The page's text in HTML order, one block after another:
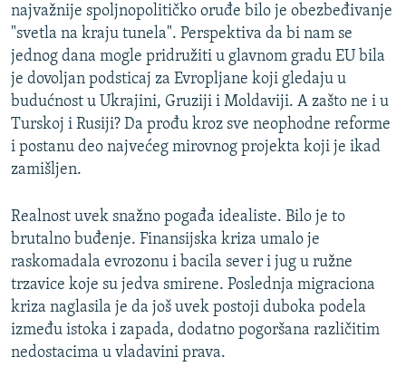
najvažnije spoljnopolitičko oruđe bilo je obezbeđivanje
"svetla na kraju tunela". Perspektiva da bi nam se
jednog dana mogle pridružiti u glavnom gradu EU bila
je dovoljan podsticaj za Evropljane koji gledaju u
budućnost u Ukrajini, Gruziji i Moldaviji. A zašto ne i u
Turskoj i Rusiji? Da prođu kroz sve neophodne reforme
i postanu deo najvećeg mirovnog projekta koji je ikad
zamišljen.
Realnost uvek snažno pogađa idealiste. Bilo je to
brutalno buđenje. Finansijska kriza umalo je
raskomadala evrozonu i bacila sever i jug u ružne
trzavice koje su jedva smirene. Poslednja migraciona
kriza naglasila je da još uvek postoji duboka podela
između istoka i zapada, dodatno pogoršana različitim
nedostacima u vladavini prava.